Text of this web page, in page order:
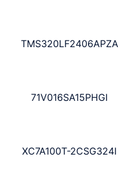
TMS320LF2406APZA
71V016SA15PHGI
XC7A100T-2CSG324I